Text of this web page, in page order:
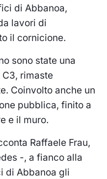
di Abbanoa,
lavori di
il cornicione.
sono state una
rimaste
Coinvolto anche un
pubblica, finito a
e il muro.
Raffaele Frau,
-, a fianco alla
di Abbanoa gli